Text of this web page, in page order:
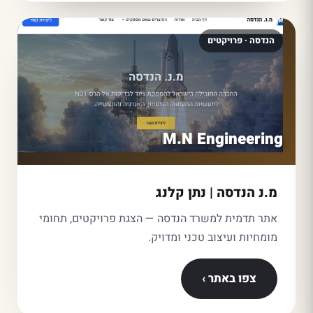
הנדסה · פרויקטים
M.N Engineering
מ.נ הנדסה | נתן קלנג
אתר תדמית למשרד הנדסה — הצגת פרויקטים, תחומי
מומחיות ועיצוב טכני ומדויק.
צפו באתר ›